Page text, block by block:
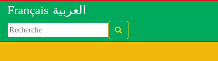
Français العربية